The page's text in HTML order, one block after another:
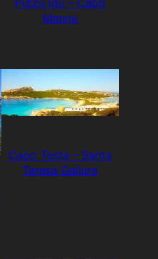
Putzu Idu – Capo
Mannu
Capo Testa – Santa
Teresa Gallura